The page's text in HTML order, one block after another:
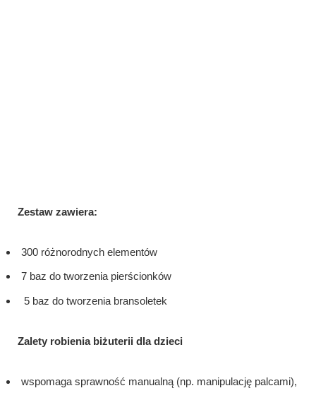
Zestaw zawiera:
300 różnorodnych elementów
7 baz do tworzenia pierścionków
5 baz do tworzenia bransoletek
Zalety robienia biżuterii dla dzieci
wspomaga sprawność manualną (np. manipulację palcami),